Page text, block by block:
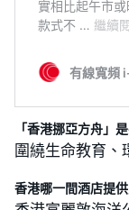
「香港挪亞方舟」
圍繞生命教育、
香港哪一間酒店提